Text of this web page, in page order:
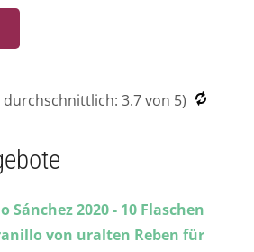
durchschnittlich: 3.7von 5)
Sánchez 2020 - 10 Flaschen
von uralten Reben für